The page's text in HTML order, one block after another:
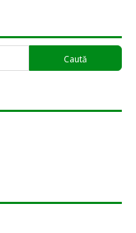
după: